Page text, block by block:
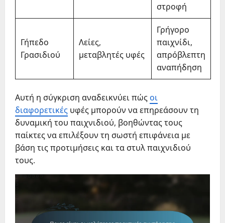
στροφή
Γήπεδο
Γρασιδιού
Λείες,
μεταβλητές υφές
Γρήγορο
παιχνίδι,
απρόβλεπτη
αναπήδηση
Αυτή η σύγκριση αναδεικνύει πώςοι
διαφορετικές υφές μπορούν να επηρεάσουν τη
δυναμική του παιχνιδιού, βοηθώντας τους
παίκτες να επιλέξουν τη σωστή επιφάνεια με
βάση τις προτιμήσεις και τα στυλ παιχνιδιού
τους.